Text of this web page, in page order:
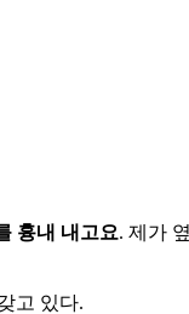
흉내 내고요. 제가
고 있다.